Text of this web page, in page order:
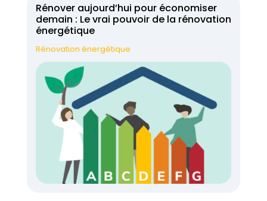
Rénover aujourd’hui pour économiser
demain : Le vrai pouvoir de la rénovation
énergétique
Rénovation énergétique